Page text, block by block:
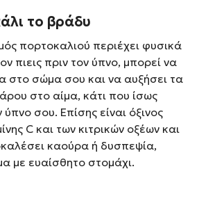
το βράδυ
πορτοκαλιού περιέχει φυσικά
πιεις πριν τον ύπνο, μπορεί να
στο σώμα σου και να αυξήσει τα
στο αίμα, κάτι που ίσως
σου. Επίσης είναι όξινος
C και των κιτρικών οξέων και
καούρα ή δυσπεψία,
με ευαίσθητο στομάχι.